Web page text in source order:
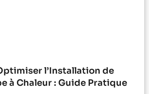
l’Installation de
à Chaleur : Guide Pratique